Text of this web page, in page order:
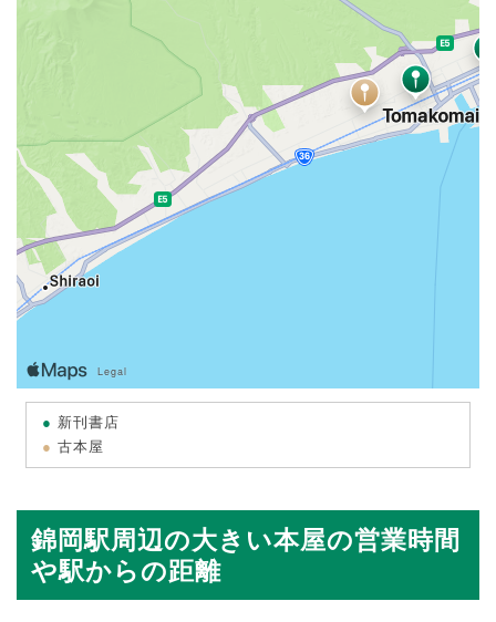
新刊書店
古本屋
錦岡駅周辺の大きい本屋の営業時間
や駅からの距離